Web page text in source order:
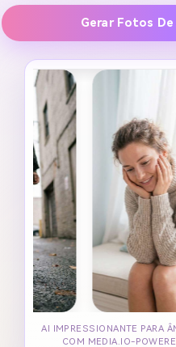
Gerar Fotos De
AI IMPRESSIONANTE PARA
COM MEDIA.IO-